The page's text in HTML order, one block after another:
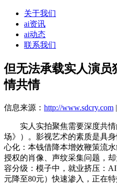
关于我们
ai资讯
ai动态
联系我们
但无法承载实人演员
情共情
信息来源： http://www.sdcry.com
实人实拍聚焦需要深度共情
场》）。影视艺术的素质是具
心化：本钱借降本增效鞭策流
授权的肖像、声纹采集问题，
容分级：模子中，就业挤压：
元降至80元）快速渗入，正在